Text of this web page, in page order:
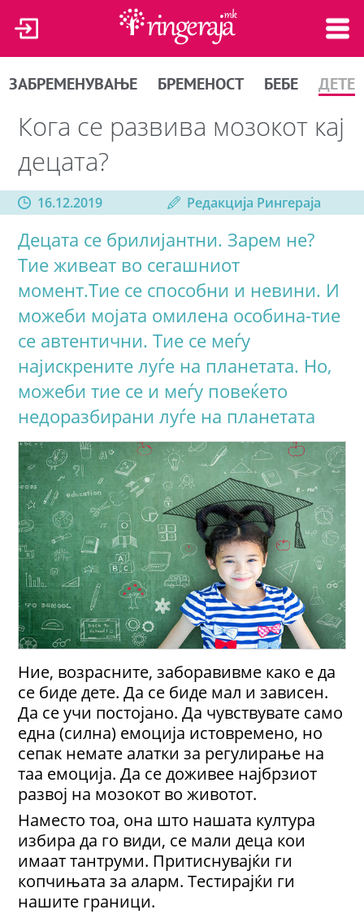
ЗАБРЕМЕНУВАЊЕ БРЕМЕНОСТ БЕБЕ ДЕТЕ
Кога се развива мозокот кај
децата?
16.12.2019 Редакција Рингераја
Децата се брилијантни. Зарем не?
Тие живеат во сегашниот
момент.Тие се способни и невини. И
можеби мојата омилена особина-тие
се автентични. Тие се меѓу
најискрените луѓе на планетата. Но,
можеби тие се и меѓу повеќето
недоразбирани луѓе на планетата
Ние, возрасните, заборавивме како е да
се биде дете. Да се биде мал и зависен.
Да се учи постојано. Да чувствувате само
една (силна) емоција истовремено, но
сепак немате алатки за регулирање на
таа емоција. Да се доживее најбрзиот
развој на мозокот во животот.
Наместо тоа, она што нашата култура
избира да го види, се мали деца кои
имаат тантруми. Притиснувајќи ги
копчињата за аларм. Тестирајќи ги
нашите граници.